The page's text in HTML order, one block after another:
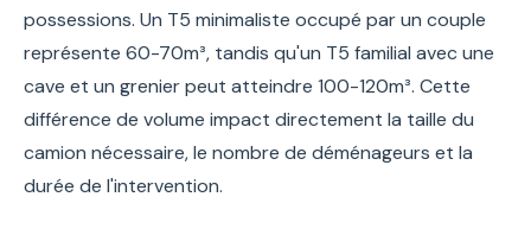
possessions. Un T5 minimaliste occupé par un couple
représente 60-70m³, tandis qu'un T5 familial avec une
cave et un grenier peut atteindre 100-120m³. Cette
différence de volume impact directement la taille du
camion nécessaire, le nombre de déménageurs et la
durée de l'intervention.